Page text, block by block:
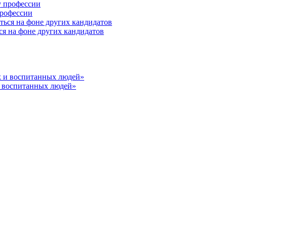
на фоне других кандидатов
людей»